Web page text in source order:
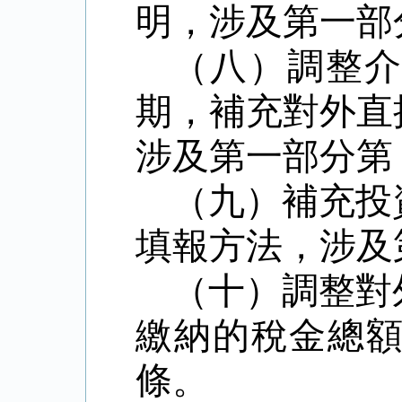
明，涉及第一
（八）調整
期，補充對外
涉及第一部分
（九）補充
填報方法，涉
（十）調整
繳納的稅金總
條。